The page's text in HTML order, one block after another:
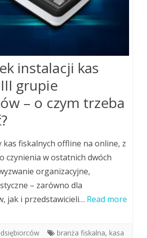
instalacji kas
grupie
– o czym trzeba
kas fiskalnych offline na online, z
czynienia w ostatnich dwóch
organizacyjne,
– zarówno dla
jak i przedstawicieli… Read more
branża fiskalna, kasa